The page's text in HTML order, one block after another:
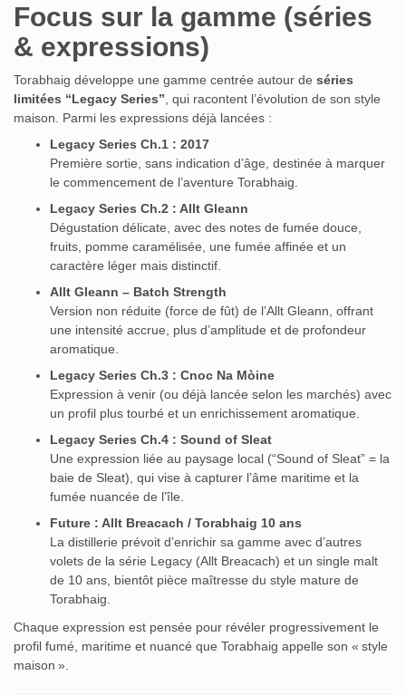
Focus sur la gamme (séries
& expressions)
Torabhaig développe une gamme centrée autour de séries
limitées “Legacy Series” , qui racontent l’évolution de son style
maison. Parmi les expressions déjà lancées :
Legacy Series Ch.1 : 2017
Première sortie, sans indication d’âge, destinée à marquer
le commencement de l’aventure Torabhaig.
Legacy Series Ch.2 : Allt Gleann
Dégustation délicate, avec des notes de fumée douce,
fruits, pomme caramélisée, une fumée affinée et un
caractère léger mais distinctif.
Allt Gleann – Batch Strength
Version non réduite (force de fût) de l’Allt Gleann, offrant
une intensité accrue, plus d’amplitude et de profondeur
aromatique.
Legacy Series Ch.3 : Cnoc Na Mòine
Expression à venir (ou déjà lancée selon les marchés) avec
un profil plus tourbé et un enrichissement aromatique.
Legacy Series Ch.4 : Sound of Sleat
Une expression liée au paysage local (“Sound of Sleat” = la
baie de Sleat), qui vise à capturer l’âme maritime et la
fumée nuancée de l’île.
Future : Allt Breacach / Torabhaig 10 ans
La distillerie prévoit d’enrichir sa gamme avec d’autres
volets de la série Legacy (Allt Breacach) et un single malt
de 10 ans, bientôt pièce maîtresse du style mature de
Torabhaig.
Chaque expression est pensée pour révéler progressivement le
profil fumé, maritime et nuancé que Torabhaig appelle son « style
maison ».